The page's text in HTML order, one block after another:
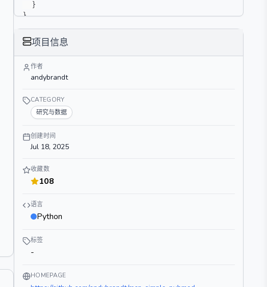
}
}
项目信息
作者
andybrandt
CATEGORY
研究与数据
创建时间
Jul 18, 2025
收藏数
108
语言
Python
标签
-
HOMEPAGE